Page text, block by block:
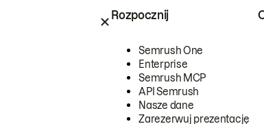
Rozpocznij
Semrush One
Enterprise
Semrush MCP
API Semrush
Nasze dane
Zarezerwuj prezentację